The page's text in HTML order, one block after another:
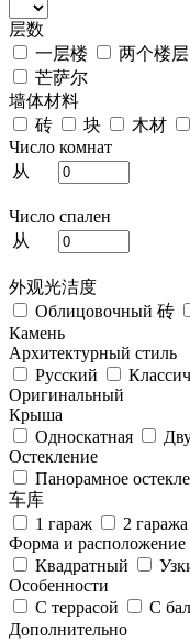
层数
一层楼
两个楼层
芒萨尔
墙体材料
砖
块 木材
Число комнат
从
Число спален
从
外观光洁度
Облицовочный 砖
Камень
Архитектурный стиль
Русский
Оригинальный
Крыша
Односкатная
Остекление
Панорамное
车库
1 гараж
2 гаража
Форма и расположение
Квадратный
Особенности
С террасой
С
Дополнительно